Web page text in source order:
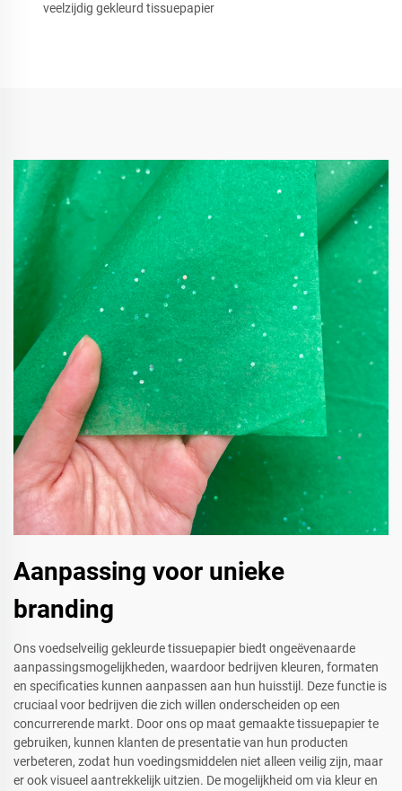
veelzijdig gekleurd tissuepapier
Aanpassing voor unieke
branding
Ons voedselveilig gekleurde tissuepapier biedt ongeëvenaarde
aanpassingsmogelijkheden, waardoor bedrijven kleuren, formaten
en specificaties kunnen aanpassen aan hun huisstijl. Deze functie is
cruciaal voor bedrijven die zich willen onderscheiden op een
concurrerende markt. Door ons op maat gemaakte tissuepapier te
gebruiken, kunnen klanten de presentatie van hun producten
verbeteren, zodat hun voedingsmiddelen niet alleen veilig zijn, maar
er ook visueel aantrekkelijk uitzien. De mogelijkheid om via kleur en